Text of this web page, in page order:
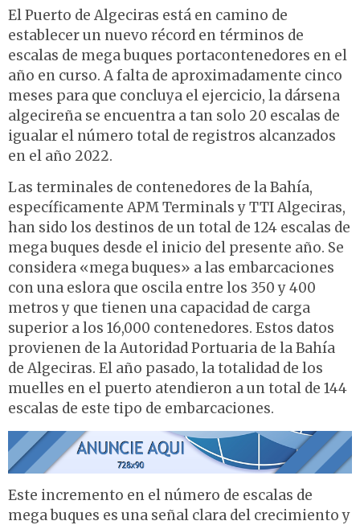
El Puerto de Algeciras está en camino de
establecer un nuevo récord en términos de
escalas de mega buques portacontenedores en el
año en curso. A falta de aproximadamente cinco
meses para que concluya el ejercicio, la dársena
algecireña se encuentra a tan solo 20 escalas de
igualar el número total de registros alcanzados
en el año 2022.
Las terminales de contenedores de la Bahía,
específicamente APM Terminals y TTI Algeciras,
han sido los destinos de un total de 124 escalas de
mega buques desde el inicio del presente año. Se
considera «mega buques» a las embarcaciones
con una eslora que oscila entre los 350 y 400
metros y que tienen una capacidad de carga
superior a los 16,000 contenedores. Estos datos
provienen de la Autoridad Portuaria de la Bahía
de Algeciras. El año pasado, la totalidad de los
muelles en el puerto atendieron a un total de 144
escalas de este tipo de embarcaciones.
Este incremento en el número de escalas de
mega buques es una señal clara del crecimiento y